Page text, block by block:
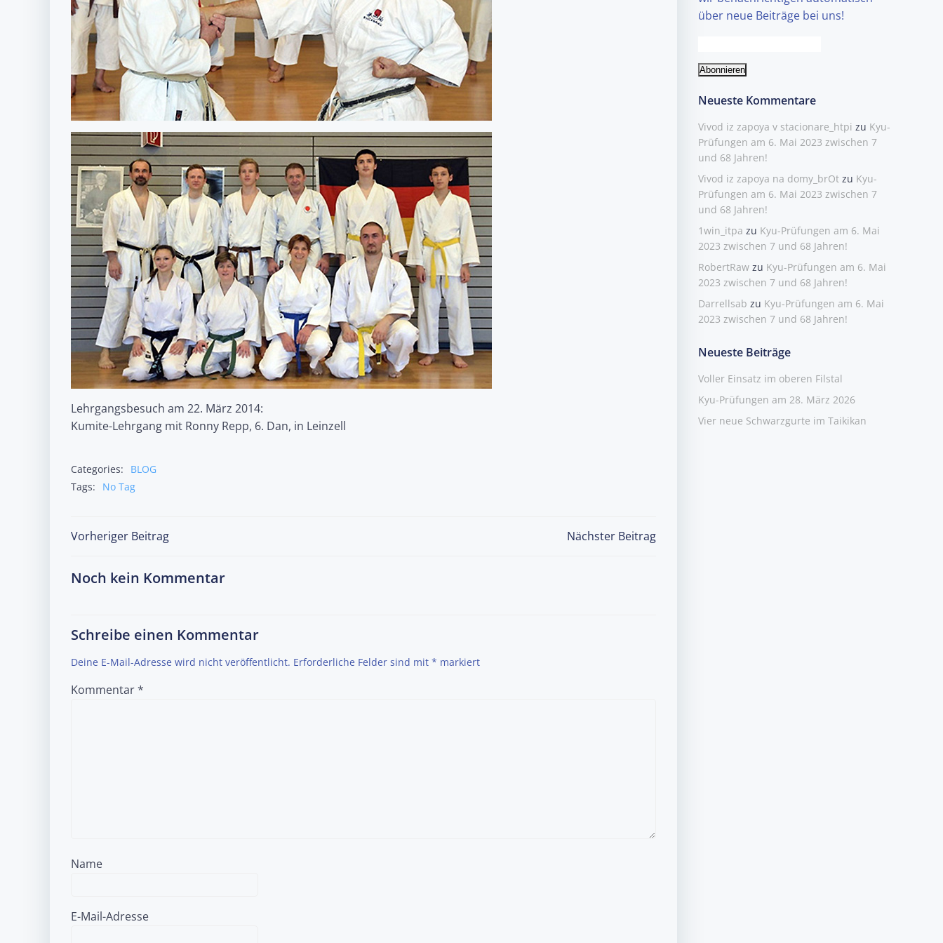
Lehrgangsbesuch am 22. März 2014:
Kumite-Lehrgang mit Ronny Repp, 6. Dan, in Leinzell
Categories:
BLOG
Tags:
No Tag
Post
navigation
Vorheriger Beitrag Nächster Beitrag
Noch kein Kommentar
Schreibe einen Kommentar
Deine E-Mail-Adresse wird nicht veröffentlicht. Erforderliche Felder sind mit * markiert
Kommentar*
Name
E-Mail-Adresse
über neue Beiträge bei uns!
Neueste Kommentare
Vivod iz zapoya v stacionare_htpi zu Kyu-
Prüfungen am 6. Mai 2023 zwischen 7
und 68 Jahren!
Vivod iz zapoya na domy_brOt zu Kyu-
Prüfungen am 6. Mai 2023 zwischen 7
und 68 Jahren!
1win_itpa zu Kyu-Prüfungen am 6. Mai
2023 zwischen 7 und 68 Jahren!
RobertRaw zu Kyu-Prüfungen am 6. Mai
2023 zwischen 7 und 68 Jahren!
Darrellsab zu Kyu-Prüfungen am 6. Mai
2023 zwischen 7 und 68 Jahren!
Neueste Beiträge
Voller Einsatz im oberen Filstal
Kyu-Prüfungen am 28. März 2026
Vier neue Schwarzgurte im Taikikan